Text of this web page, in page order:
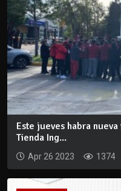
Este jueves habra
Tienda Ing...
Apr 26 2023 1374